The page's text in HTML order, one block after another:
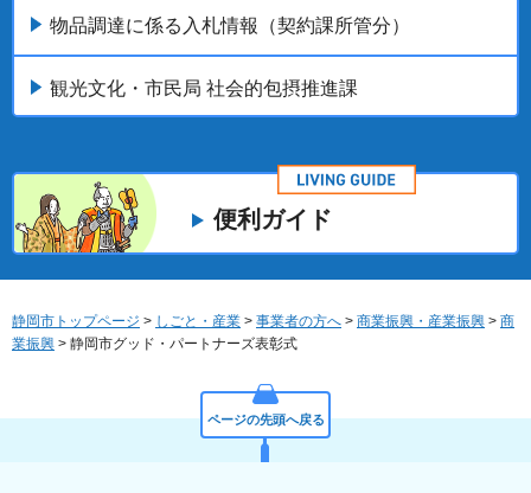
物品調達に係る入札情報（契約課所管分）
観光文化・市民局 社会的包摂推進課
便利ガイド
静岡市トップページ > しごと・産業 > 事業者の方へ > 商業振興・産業振興 > 商
業振興 > 静岡市グッド・パートナーズ表彰式
ページの先頭へ戻る